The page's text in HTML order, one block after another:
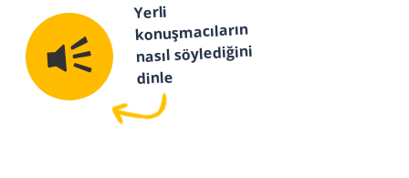
Yerli
konuşmacıların
nasıl söylediğini
dinle